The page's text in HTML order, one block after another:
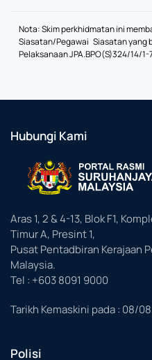
Nota: Skim perkhidmatan ini
Siasatan/Pegawai Siasatan yang
Pelaksanaan JPA.BPO(S)324/14/
Hubungi Kami
Aras 1, 2 & 4-13, Blok F1,
Timur A, Presint 1,
Pusat Pentadbiran Kerajaan
Malaysia.
Tel : +603 8091 9000
Tarikh Kemaskini pada : 08/
Polisi